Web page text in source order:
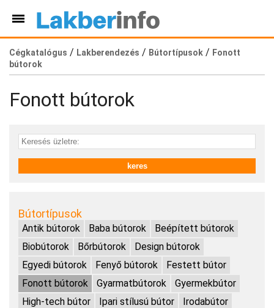
Cégkatalógus / Lakberendezés / Bútortípusok / Fonott
bútorok
Fonott bútorok
Bútortípusok
Antik bútorok Baba bútorok
Beépített bútorok
Biobútorok
Bőrbútorok
Design bútorok
Egyedi bútorok
Fenyő bútorok
Festett bútor
Fonott bútorok
Gyarmatbútorok
Gyermekbútor
High-tech bútor
Ipari stílusú bútor
Irodabútor